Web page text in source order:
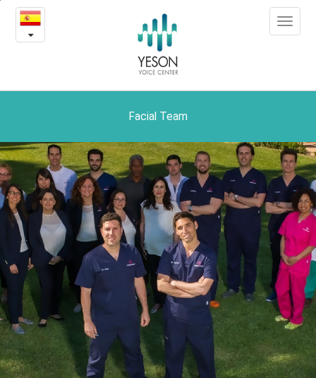
Facial
Team
Toggle
Facial Team